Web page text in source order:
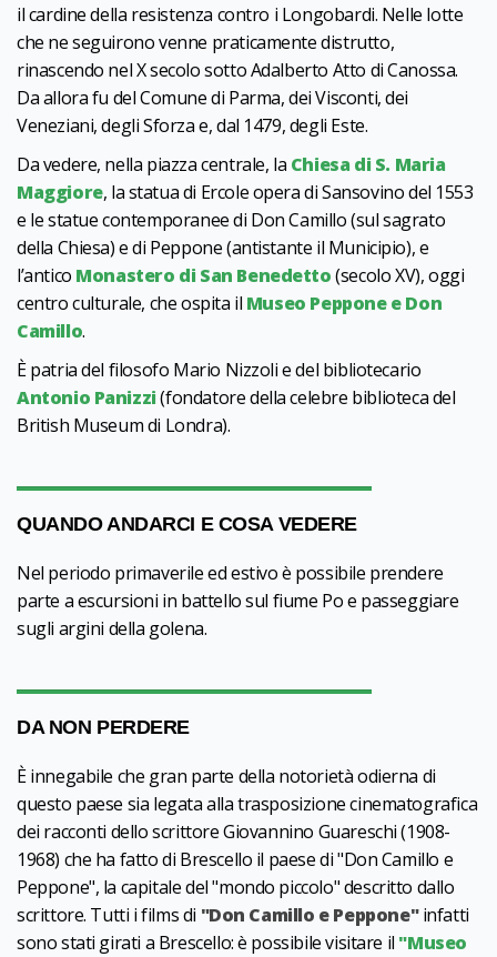
il cardine della resistenza contro i Longobardi. Nelle lotte
che ne seguirono venne praticamente distrutto,
rinascendo nel X secolo sotto Adalberto Atto di Canossa.
Da allora fu del Comune di Parma, dei Visconti, dei
Veneziani, degli Sforza e, dal 1479, degli Este.
Da vedere, nella piazza centrale, la Chiesa di S. Maria
Maggiore, la statua di Ercole opera di Sansovino del 1553
e le statue contemporanee di Don Camillo (sul sagrato
della Chiesa) e di Peppone (antistante il Municipio), e
l’antico Monastero di San Benedetto(secolo XV), oggi
centro culturale, che ospita il Museo Peppone e Don
Camillo.
È patria del filosofo Mario Nizzoli e del bibliotecario
Antonio Panizzi(fondatore della celebre biblioteca del
British Museum di Londra).
QUANDO ANDARCI E COSA VEDERE
Nel periodo primaverile ed estivo è possibile prendere
parte a escursioni in battello sul fiume Po e passeggiare
sugli argini della golena.
DA NON PERDERE
È innegabile che gran parte della notorietà odierna di
questo paese sia legata alla trasposizione cinematografica
dei racconti dello scrittore Giovannino Guareschi (1908-
1968) che ha fatto di Brescello il paese di "Don Camillo e
Peppone", la capitale del "mondo piccolo" descritto dallo
scrittore. Tutti i films di "Don Camillo e Peppone"infatti
sono stati girati a Brescello: è possibile visitare il "Museo